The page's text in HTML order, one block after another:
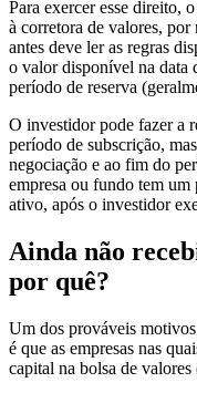
Para exercer esse direito,
à corretora de valores,
antes deve ler as regras
o valor disponível na data
período de reserva
O investidor pode fazer a
período de subscrição,
negociação e ao fim do
empresa ou fundo tem
ativo, após o investidor
Ainda não
por quê?
Um dos prováveis
é que as empresas nas
capital na bolsa de valores